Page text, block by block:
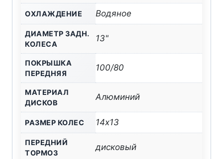
ОХЛАЖДЕНИЕ Водяное
ДИАМЕТР ЗАДН.
КОЛЕСА
13"
ПОКРЫШКА
ПЕРЕДНЯЯ
100/80
МАТЕРИАЛ
ДИСКОВ
Алюминий
РАЗМЕР КОЛЕС 14х13
ПЕРЕДНИЙ
ТОРМОЗ
дисковый